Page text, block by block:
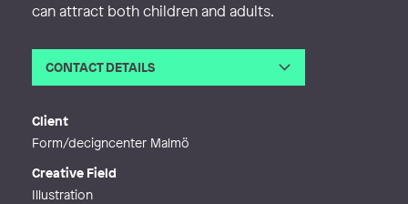
can attract both children and adults.
CONTACT DETAILS
Client
Form/decigncenter Malmö
Creative Field
Illustration